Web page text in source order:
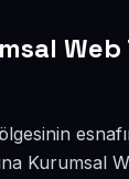
Web
Kurumsal